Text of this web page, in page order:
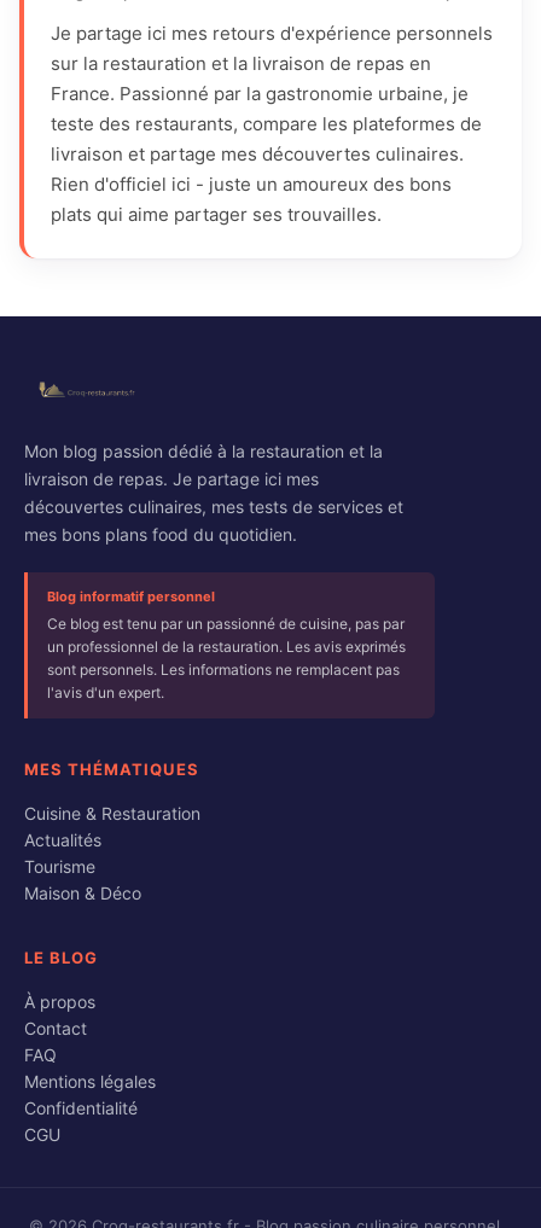
Je partage ici mes retours d'expérience personnels
sur la restauration et la livraison de repas en
France. Passionné par la gastronomie urbaine, je
teste des restaurants, compare les plateformes de
livraison et partage mes découvertes culinaires.
Rien d'officiel ici - juste un amoureux des bons
plats qui aime partager ses trouvailles.
Mon blog passion dédié à la restauration et la
livraison de repas. Je partage ici mes
découvertes culinaires, mes tests de services et
mes bons plans food du quotidien.
Blog informatif personnel
Ce blog est tenu par un passionné de cuisine, pas par
un professionnel de la restauration. Les avis exprimés
sont personnels. Les informations ne remplacent pas
l'avis d'un expert.
MES THÉMATIQUES
Cuisine & Restauration
Actualités
Tourisme
Maison & Déco
LE BLOG
À propos
Contact
FAQ
Mentions légales
Confidentialité
CGU